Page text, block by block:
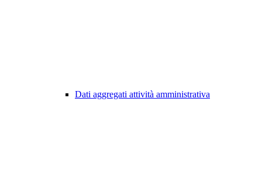
Dati aggregati attività amministrativa